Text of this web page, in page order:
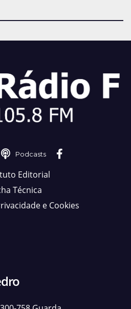
Podcasts
Editorial
Técnica
e Cookies